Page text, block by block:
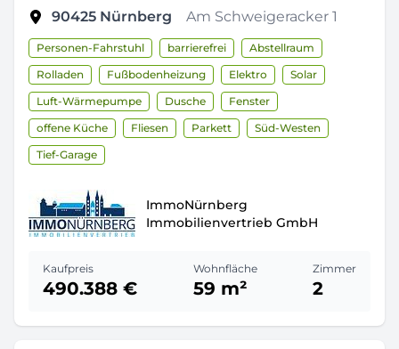
90425 Nürnberg Am Schweigeracker 1
Personen-Fahrstuhl barrierefrei
Abstellraum
Rolladen
Fußbodenheizung Elektro
Solar
Luft-Wärmepumpe
Dusche
Fenster
offene Küche
Fliesen Parkett
Süd-Westen
Tief-Garage
ImmoNürnberg
Immobilienvertrieb GmbH
Kaufpreis
490.388 €
Wohnfläche
59 m²
Zimmer
2